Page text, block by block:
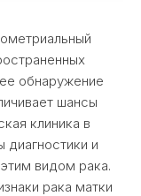
обнаружение
шансы
клиника в
и
видом рака.
рака матки